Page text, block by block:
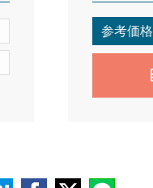
参考価格